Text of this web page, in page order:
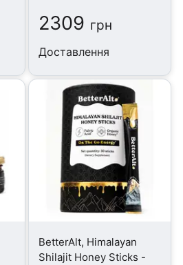
2309 грн
Доставлення
BetterAlt, Himalayan
Shilajit Honey Sticks -